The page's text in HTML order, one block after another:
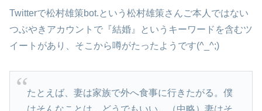
Twitterで松村雄策bot.という松村雄策さんご本人ではない
つぶやきアカウントで『結婚』というキーワードを含むツ
イートがあり、そこから噂がたったようです(^_^;)
たとえば、妻は家族で外へ食事に行きたがる。僕
はそんなことは、どうでもいい。（中略）妻はそ